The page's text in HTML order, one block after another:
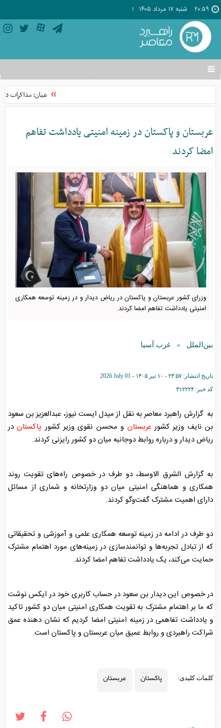
۲۰:۵۹ شنبه ۱۷ مرداد ۱۴۰۵
تغییر
وضعیت
منوی
ها
عمان: مذاکرات
عربستان و پاکستان در زمینه امنیتی یادداشت تفاهم
امضا کردند
وزرای کشور عربستان و پاکستان در ریاض دیدار و در زمینه توسعه همکاری
امنیتی یادداشت تفاهم امضا کردند.
بین‌الملل » غرب آسیا
تاریخ انتشار: ۲۳:۵۷ - ۱۰ تير ۱۴۰۵ -
2026 July 01
کد خبر: ۳۱۲۲۲۴
به گزارش راهبرد معاصر به نقل از میدل ایست نیوز، عبدالعزیز بن سعود
بن نایف وزیر کشورعربستان و محسن نقوی وزیر کشور پاکستاندر
ریاض دیدار و درباره روابط دوجانبه میان دو کشور رایزنی کردند.
به گزارش الشرق الاوسط، دو طرف در خصوص راه‌های تقویت روند
همکاری و هماهنگی امنیتی میان دو وزارتخانه و شماری از مسائل
دارای اهمیت مشترک گفت‌و‌گو کردند.
دو طرف در ادامه در زمینه توسعه همکاری علمی و آموزشی و تحقیقاتی
که از تبادل تجربه‌ها و توانمندسازی در زمینه‌های مورد اهتمام مشترک
حمایت می‌کند، یک یادداشت تفاهم امضا کردند.
در خصوص این دیدار بن سعود در حساب کاربری خود در ایکس نوشت
که ما بر اهتمام مشترک به تقویت همکاری امنیتی میان دو کشور تاکید
و یادداشت تفاهمی در زمینه امنیتی امضا کردیم که نشان دهنده عمق
شراکت راهبردی و روابط عمیق میانعربستانو پاکستان است.
کلمات کلیدی: پاکستان عربستان